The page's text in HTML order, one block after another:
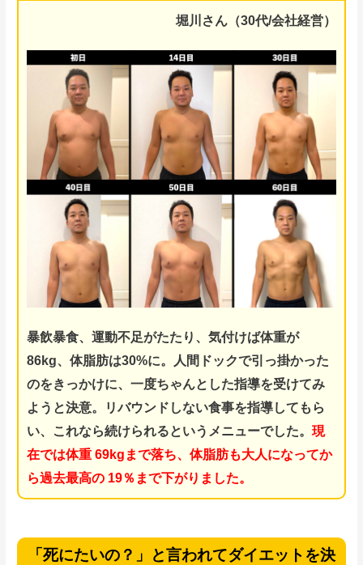
堀川さん（30代/会社経営）
暴飲暴食、運動不足がたたり、気付けば体重が
86kg、体脂肪は30%に。人間ドックで引っ掛かった
のをきっかけに、一度ちゃんとした指導を受けてみ
ようと決意。リバウンドしない食事を指導してもら
い、これなら続けられるというメニューでした。現
在では体重 69kgまで落ち、体脂肪も大人になってか
ら過去最高の 19％まで下がりました。
「死にたいの？」と言われてダイエットを決